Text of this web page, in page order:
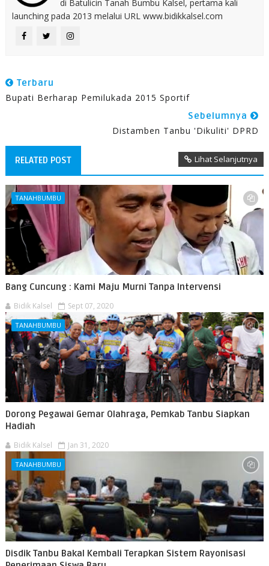
di Batulicin Tanah Bumbu Kalsel, pertama kali
launching pada 2013 melalui URL www.bidikkalsel.com
Terbaru
Bupati Berharap Pemilukada 2015 Sportif
Sebelumnya
Distamben Tanbu 'Dikuliti' DPRD
RELATED POST Lihat Selanjutnya
TANAHBUMBU
Bang Cuncung : Kami Maju Murni Tanpa Intervensi
Bidik Kalsel Sept 07, 2020
TANAHBUMBU
Dorong Pegawai Gemar Olahraga, Pemkab Tanbu Siapkan
Hadiah
Bidik Kalsel Jan 31, 2020
TANAHBUMBU
Disdik Tanbu Bakal Kembali Terapkan Sistem Rayonisasi